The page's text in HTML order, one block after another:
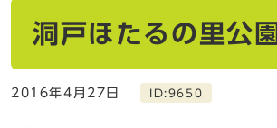
洞戸ほたるの里公園
2016年4月27日 ID:9650